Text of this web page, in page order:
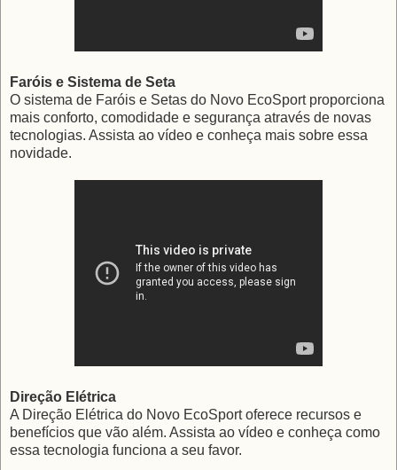
Faróis e Sistema de Seta
O sistema de Faróis e Setas do Novo EcoSport proporciona
mais conforto, comodidade e segurança através de novas
tecnologias. Assista ao vídeo e conheça mais sobre essa
novidade.
Direção Elétrica
A Direção Elétrica do Novo EcoSport oferece recursos e
benefícios que vão além. Assista ao vídeo e conheça como
essa tecnologia funciona a seu favor.